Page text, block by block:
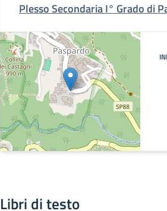
Plesso Secondaria I° Grado di
Libri di testo